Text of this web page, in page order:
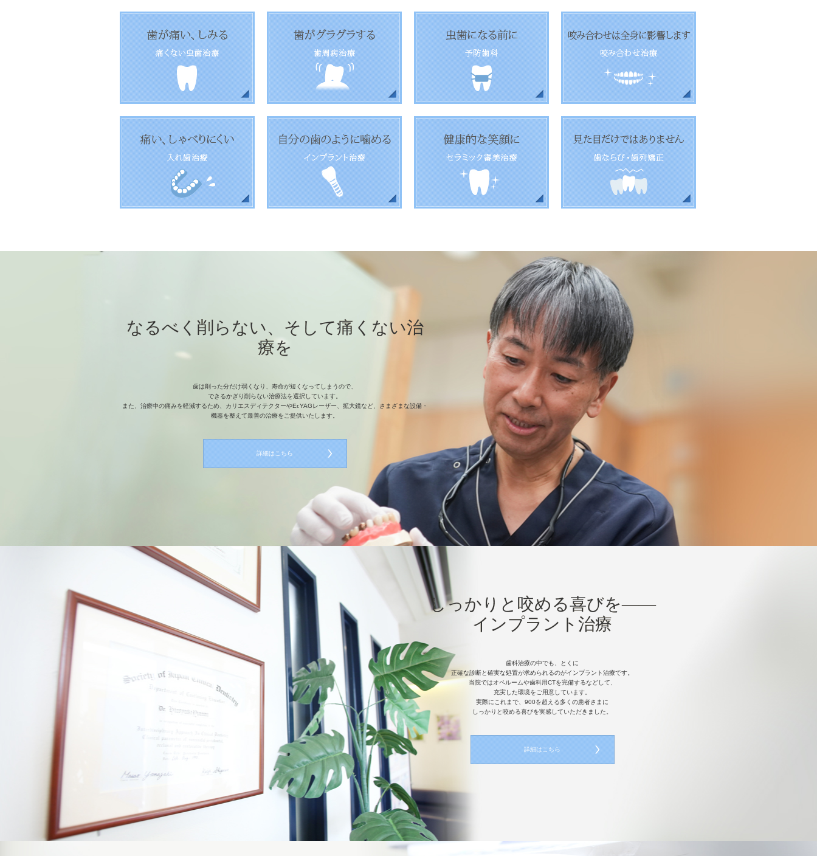
なるべく削らない、そして痛くない治
療を
歯は削った分だけ弱くなり、寿命が短くなってしまうので、
できるかぎり削らない治療法を選択しています。
また、治療中の痛みを軽減するため、カリエスディテクターやEr.YAGレーザー、拡大鏡など、さまざまな設備・
機器を整えて最善の治療をご提供いたします。
詳細はこちら
しっかりと咬める喜びを――
インプラント治療
歯科治療の中でも、とくに
正確な診断と確実な処置が求められるのがインプラント治療です。
当院ではオペルームや歯科用CTを完備するなどして、
充実した環境をご用意しています。
実際にこれまで、900を超える多くの患者さまに
しっかりと咬める喜びを実感していただきました。
詳細はこちら